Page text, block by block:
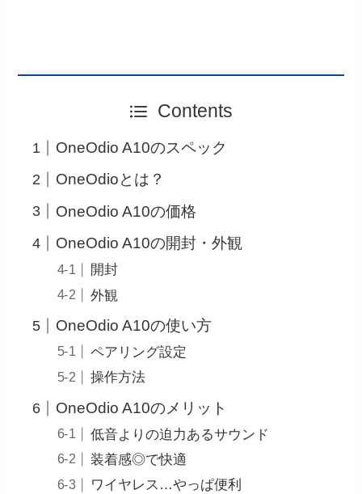
Contents
OneOdio A10のスペック
OneOdioとは？
OneOdio A10の価格
OneOdio A10の開封・外観
開封
外観
OneOdio A10の使い方
ペアリング設定
操作方法
OneOdio A10のメリット
低音よりの迫力あるサウンド
装着感◎で快適
ワイヤレス…やっぱ便利